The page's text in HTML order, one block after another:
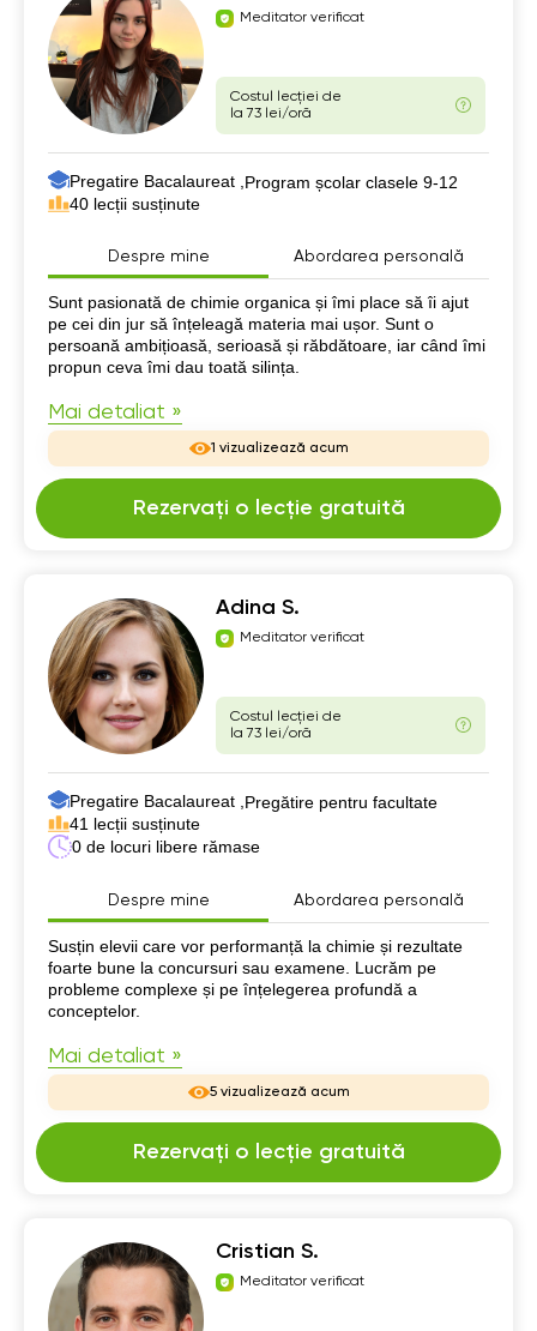
Meditator verificat
Costul lecției de
la 73 lei/oră
Pregatire Bacalaureat , Program școlar clasele 9-12
40 lecții susținute
Despre mine Abordarea personală
Despre mine
Sunt pasionată de chimie organica și îmi place să îi ajut
pe cei din jur să înțeleagă materia mai ușor. Sunt o
persoană ambițioasă, serioasă și răbdătoare, iar când îmi
propun ceva îmi dau toată silința.
Mai detaliat »
1 vizualizează acum
Rezervați o lecție gratuită
Adina S.
Meditator verificat
Costul lecției de
la 73 lei/oră
Pregatire Bacalaureat , Pregătire pentru facultate
41 lecții susținute
0 de locuri libere rămase
Despre mine Abordarea personală
Despre mine
Susțin elevii care vor performanță la chimie și rezultate
foarte bune la concursuri sau examene. Lucrăm pe
probleme complexe și pe înțelegerea profundă a
conceptelor.
Mai detaliat »
5 vizualizează acum
Rezervați o lecție gratuită
Cristian S.
Meditator verificat